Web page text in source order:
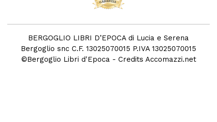
BERGOGLIO LIBRI D’EPOCA di Lucia e Serena
Bergoglio snc C.F. 13025070015 P.IVA 13025070015
©Bergoglio Libri d'Epoca - Credits Accomazzi.net